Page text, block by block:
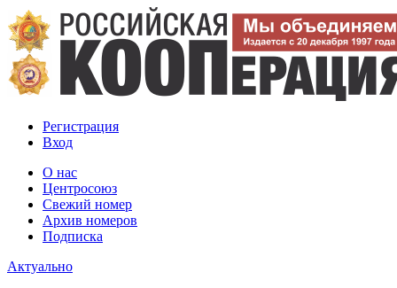
Регистрация
Вход
О нас
Центросоюз
Свежий номер
Архив номеров
Подписка
Актуально